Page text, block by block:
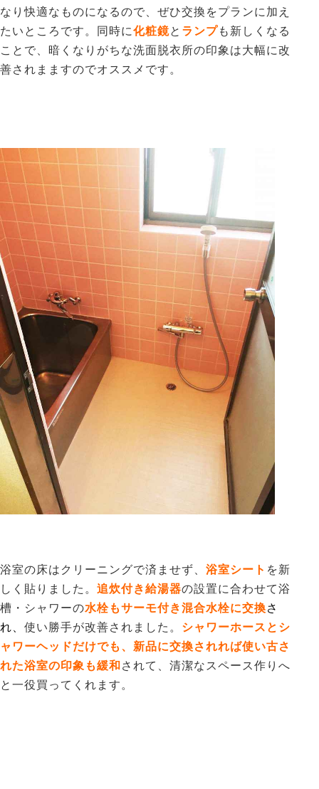
なり快適なものになるので、ぜひ交換をプランに加え
たいところです。同時に化粧鏡と ランプも新しくなる
ことで、暗くなりがちな洗面脱衣所の印象は大幅に改
善されまますのでオススメです。
浴室の床はクリーニングで済ませず、 浴室シート を新
しく貼りました。 追炊付き給湯器の設置に合わせて浴
槽・シャワーの水栓もサーモ付き混合水栓に交換さ
れ、 使い勝手が改善されました。 シャワーホースとシ
ャワーヘッドだけでも、新品に交換されれば使い古さ
れた浴室の印象も緩和 されて、清潔なスペース作りへ
と一役買ってくれます。